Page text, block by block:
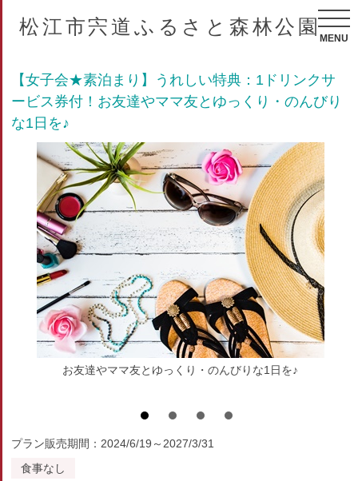
松江市宍道ふるさと森林公園
MENU
【女子会★素泊まり】うれしい特典：1ドリンクサ
ービス券付！お友達やママ友とゆっくり・のんびり
な1日を♪
お友達やママ友とゆっくり・のんびりな1日を♪
プラン販売期間：2024/6/19～2027/3/31
食事なし